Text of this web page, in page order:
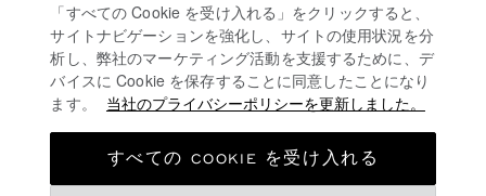
ニュースレターを購読
プライバシーポリシー
クッキーポリシー
ご利用規約
「すべての Cookie を受け入れる」をクリックすると、
サイトナビゲーションを強化し、サイトの使用状況を分
析し、弊社のマーケティング活動を支援するために、デ
バイスに Cookie を保存することに同意したことになり
ます。
当社のプライバシーポリシーを更新しました。
すべての COOKIE を受け入れる